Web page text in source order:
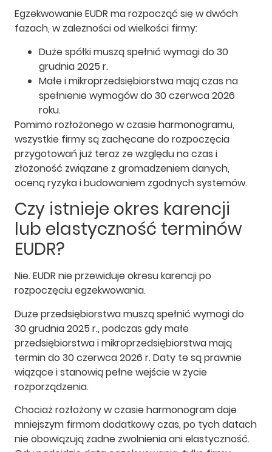
Egzekwowanie EUDR ma rozpocząć się w dwóch
fazach, w zależności od wielkości firmy:
Duże spółki muszą spełnić wymogi do 30
grudnia 2025 r.
Małe i mikroprzedsiębiorstwa mają czas na
spełnienie wymogów do 30 czerwca 2026
roku.
Pomimo rozłożonego w czasie harmonogramu,
wszystkie firmy są zachęcane do rozpoczęcia
przygotowań już teraz ze względu na czas i
złożoność związane z gromadzeniem danych,
oceną ryzyka i budowaniem zgodnych systemów.
Czy istnieje okres karencji
lub elastyczność terminów
EUDR?
Nie. EUDR nie przewiduje okresu karencji po
rozpoczęciu egzekwowania.
Duże przedsiębiorstwa muszą spełnić wymogi do
30 grudnia 2025 r., podczas gdy małe
przedsiębiorstwa i mikroprzedsiębiorstwa mają
termin do 30 czerwca 2026 r. Daty te są prawnie
wiążące i stanowią pełne wejście w życie
rozporządzenia.
Chociaż rozłożony w czasie harmonogram daje
mniejszym firmom dodatkowy czas, po tych datach
nie obowiązują żadne zwolnienia ani elastyczność.